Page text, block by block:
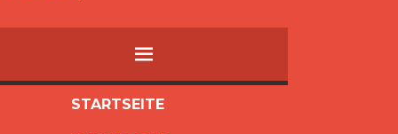
MENÜ
STARTSEITE